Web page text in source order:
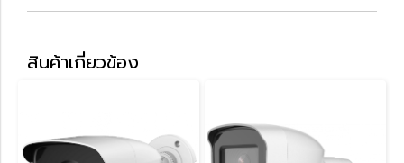
สินค้าเกี่ยวข้อง